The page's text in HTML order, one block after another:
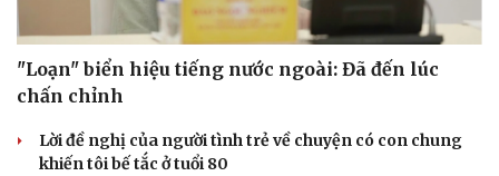
Làm đẹp - giảm cân
Phòng mạch online
Ăn sạch sống khỏe
"Loạn" biển hiệu tiếng nước ngoài: Đã đến lúc
chấn chỉnh
Lời đề nghị của người tình trẻ về chuyện có con chung
khiến tôi bế tắc ở tuổi 80